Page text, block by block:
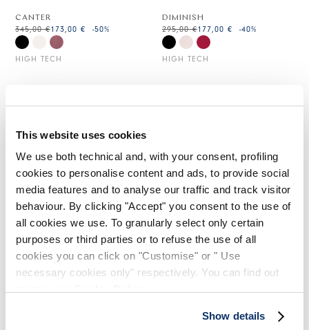
This website uses cookies
We use both technical and, with your consent, profiling
cookies to personalise content and ads, to provide social
media features and to analyse our traffic and track visitor
behaviour. By clicking "Accept" you consent to the use of
all cookies we use. To granularly select only certain
purposes or third parties or to refuse the use of all
cookies you can click on "Customise" or " Use
necessary cookies only" respectively. You can find out
Show details
CANTER
HIGH TECH
345,00 €173,00 € -50%
DIMINISH
HIGH TECH
295,00 €177,00 € -40%
395,00 €237,00 € -40%